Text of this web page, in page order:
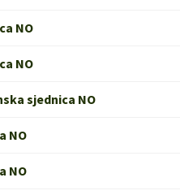
NO
NO
sjednica NO
NO
NO